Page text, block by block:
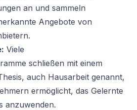
an und sammeln
Angebote von
Viele
schließen mit einem
auch Hausarbeit genannt,
ermöglicht, das Gelernte
anzuwenden.